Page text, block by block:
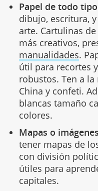
Papel de todo
dibujo, escritura,
arte. Cartulinas
más creativos,
manualidades.
útil para recortes
robustos. Ten a
China y confeti.
blancas tamaño
colores.
Mapas o
tener mapas de
con división
útiles para
capitales.